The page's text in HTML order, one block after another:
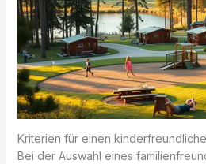
Kriterien für einen
Bei der Auswahl eines